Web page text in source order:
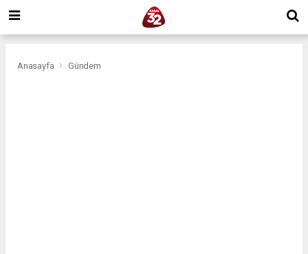
Anasayfa Gündem